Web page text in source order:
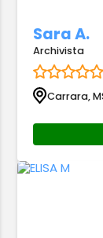
Sara A.
Archivista
Carrara,